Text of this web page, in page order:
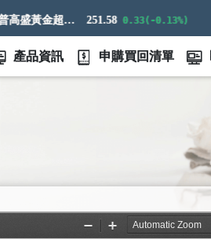
標普高盛黃金超額回報指數 251.58 0.33(-0.13%)
產品資訊 申購買回清單